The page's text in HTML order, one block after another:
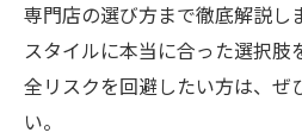
専門店の選び方まで徹底解説し
スタイルに本当に合った選択肢
全リスクを回避したい方は、ぜ
い。